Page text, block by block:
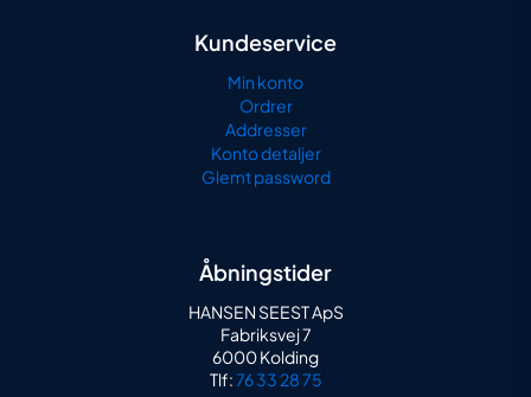
Kundeservice
Min konto
Ordrer
Addresser
Konto detaljer
Glemt password
Åbningstider
HANSEN SEEST ApS
Fabriksvej 7
6000 Kolding
Tlf:76 33 28 75